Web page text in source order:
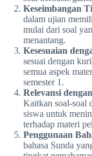
Keseimbangan
dalam ujian
mulai dari soal
menantang.
Kesesuaian
sesuai dengan
semua aspek
semester 1.
Relevansi
Kaitkan soal-soal
siswa untuk
terhadap materi
Penggunaan
bahasa Sunda